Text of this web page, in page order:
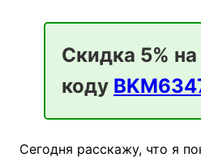
Скидка 5%
коду
Сегодня расскажу, что я